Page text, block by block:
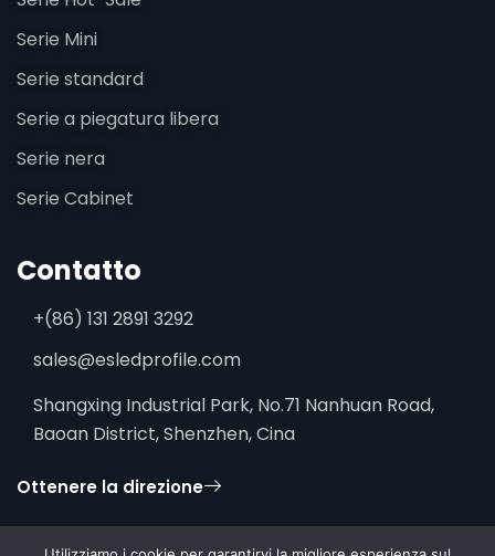
Serie Mini
Serie standard
Serie a piegatura libera
Serie nera
Serie Cabinet
Contatto
+(86) 131 2891 3292
sales@esledprofile.com
Shangxing Industrial Park, No.71 Nanhuan Road,
Baoan District, Shenzhen, Cina
Ottenere la direzione